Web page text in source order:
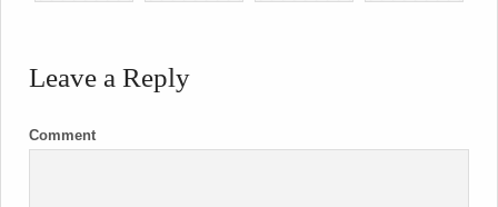
Leave a Reply
Comment